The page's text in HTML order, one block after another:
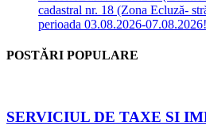
cadastral nr. 18 (Zona Ecluză-
perioada 03.08.2026-07.08.2026!
POSTĂRI POPULARE
SERVICIUL DE TAXE SI